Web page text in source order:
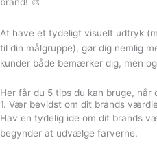
At have et tydeligt visuelt udtryk
til din målgruppe), gør dig nemlig
kunder både bemærker dig, men
Her får du 5 tips du kan bruge,
1. Vær bevidst om dit brands
Hav en tydelig ide om dit brands
begynder at udvælge farverne.